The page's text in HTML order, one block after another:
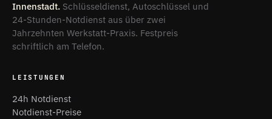
Innenstadt. Schlüsseldienst, Autoschlüssel und
24-Stunden-Notdienst aus über zwei
Jahrzehnten Werkstatt-Praxis. Festpreis
schriftlich am Telefon.
LEISTUNGEN
24h Notdienst
Notdienst-Preise